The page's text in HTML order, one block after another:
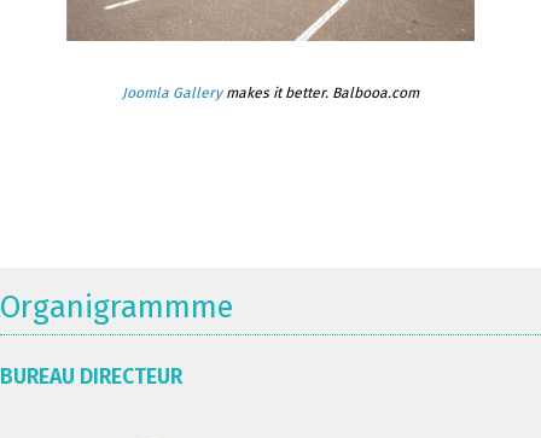
Joomla Gallerymakes it better. Balbooa.com
Organigrammme
BUREAU DIRECTEUR